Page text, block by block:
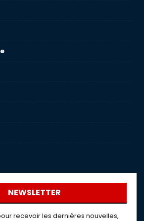
NEWSLETTER
recevoir les dernières nouvelles,